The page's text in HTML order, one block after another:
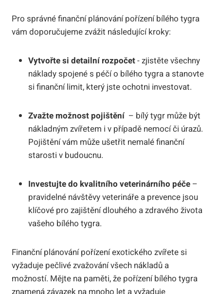
Pro‌ správné⁤ finanční plánování pořízení bílého tygra
vám⁣ doporučujeme ⁢zvážit následující kroky:
Vytvořte si detailní rozpočet‌- zjistěte všechny
náklady spojené s péčí⁤ o bílého tygra a stanovte
si finanční limit, který jste‌ ochotni investovat.
Zvažte možnost pojištění​ – bílý tygr může‌ být
nákladným zvířetem i v případě ⁤nemocí či úrazů.
Pojištění vám může ušetřit nemalé finanční
starosti v budoucnu.
Investujte do⁣ kvalitního veterinárního péče –
pravidelné⁢ návštěvy veterináře a ⁤prevence jsou
klíčové pro zajištění dlouhého a zdravého života
vašeho bílého tygra.
Finanční plánování pořízení exotického zvířete si
vyžaduje pečlivé zvažování všech nákladů a
možností. Mějte na paměti, že pořízení bílého tygra